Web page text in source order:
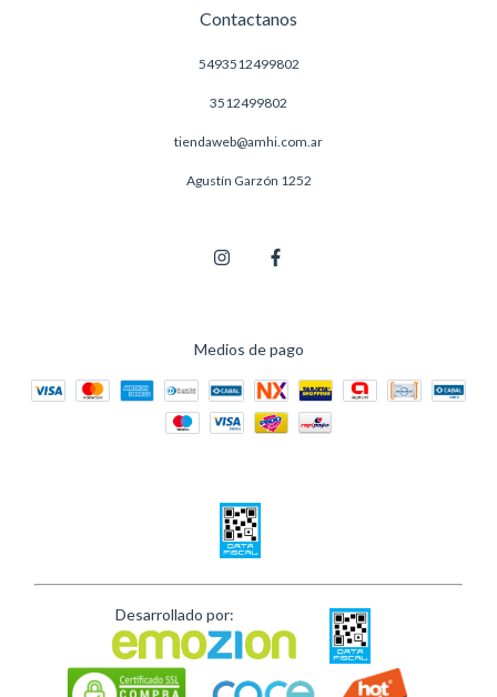
Contactanos
5493512499802
3512499802
tiendaweb@amhi.com.ar
Agustín Garzón 1252
Medios de pago
Desarrollado por: